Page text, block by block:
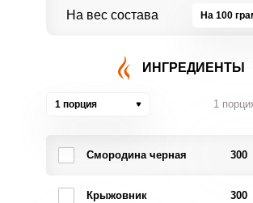
На вес состава На 100
ИНГРЕДИЕНТЫ
1 порция 1
Смородина черная 300
Крыжовник 300